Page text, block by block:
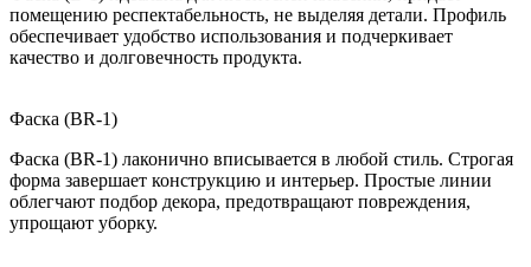
помещению респектабельность, не выделяя детали. Профиль
обеспечивает удобство использования и подчеркивает
качество и долговечность продукта.
Фаска (BR-1)
Фаска (BR-1) лаконично вписывается в любой стиль. Строгая
форма завершает конструкцию и интерьер. Простые линии
облегчают подбор декора, предотвращают повреждения,
упрощают уборку.